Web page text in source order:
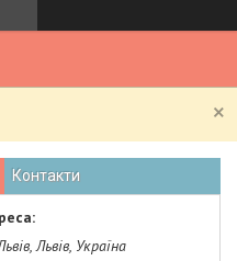
Контакти
Львів, Україна